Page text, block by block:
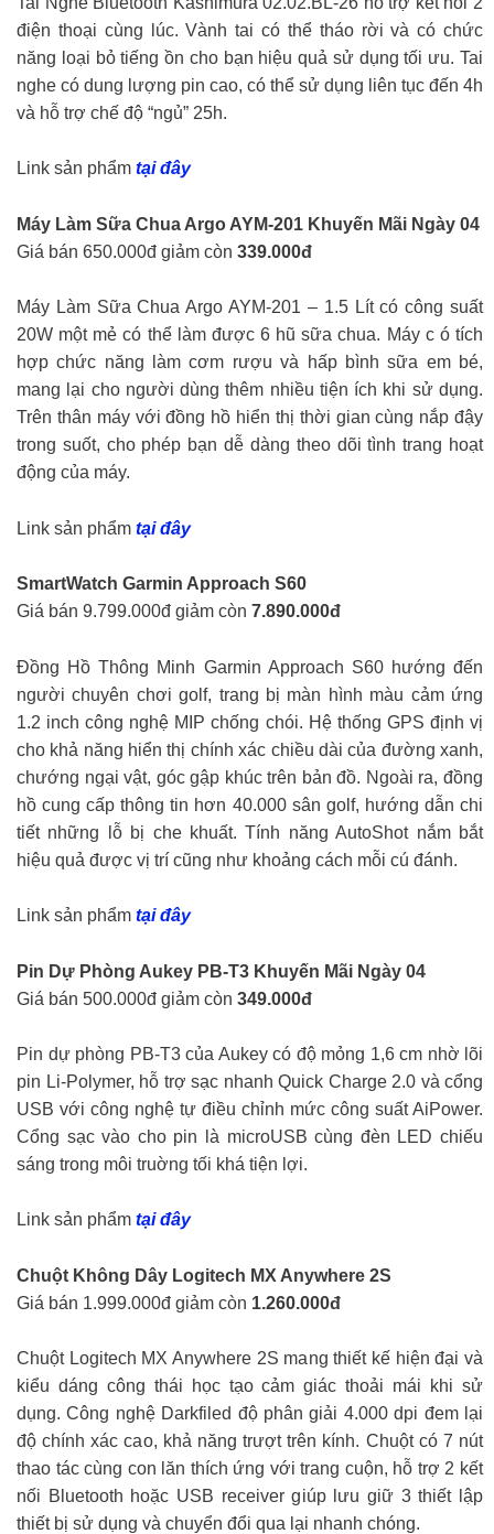
điện thoại cùng lúc. Vành tai có thể tháo rời và có chức
năng loại bỏ tiếng ồn cho bạn hiệu quả sử dụng tối ưu. Tai
nghe có dung lượng pin cao, có thể sử dụng liên tục đến 4h
và hỗ trợ chế độ “ngủ” 25h.
Link sản phẩm tại đây
Máy Làm Sữa Chua Argo AYM-201 Khuyến Mãi Ngày 04
Giá bán 650.000đ giảm còn 339.000đ
Máy Làm Sữa Chua Argo AYM-201 – 1.5 Lít có công suất
20W một mẻ có thể làm được 6 hũ sữa chua. Máy c ó tích
hợp chức năng làm cơm rượu và hấp bình sữa em bé,
mang lại cho người dùng thêm nhiều tiện ích khi sử dụng.
Trên thân máy với đồng hồ hiển thị thời gian cùng nắp đậy
trong suốt, cho phép bạn dễ dàng theo dõi tình trang hoạt
động của máy.
Link sản phẩm tại đây
SmartWatch Garmin Approach S60
Giá bán 9.799.000đ giảm còn 7.890.000đ
Đồng Hồ Thông Minh Garmin Approach S60 hướng đến
người chuyên chơi golf, trang bị màn hình màu cảm ứng
1.2 inch công nghệ MIP chống chói. Hệ thống GPS định vị
cho khả năng hiển thị chính xác chiều dài của đường xanh,
chướng ngại vật, góc gập khúc trên bản đồ. Ngoài ra, đồng
hồ cung cấp thông tin hơn 40.000 sân golf, hướng dẫn chi
tiết những lỗ bị che khuất. Tính năng AutoShot nắm bắt
hiệu quả được vị trí cũng như khoảng cách mỗi cú đánh.
Link sản phẩm tại đây
Pin Dự Phòng Aukey PB-T3 Khuyến Mãi Ngày 04
Giá bán 500.000đ giảm còn 349.000đ
Pin dự phòng PB-T3 của Aukey có độ mỏng 1,6 cm nhờ lõi
pin Li-Polymer, hỗ trợ sạc nhanh Quick Charge 2.0 và cổng
USB với công nghệ tự điều chỉnh mức công suất AiPower.
Cổng sạc vào cho pin là microUSB cùng đèn LED chiếu
sáng trong môi truờng tối khá tiện lợi.
Link sản phẩm tại đây
Chuột Không Dây Logitech MX Anywhere 2S
Giá bán 1.999.000đ giảm còn 1.260.000đ
Chuột Logitech MX Anywhere 2S mang thiết kế hiện đại và
kiểu dáng công thái học tạo cảm giác thoải mái khi sử
dụng. Công nghệ Darkfiled độ phân giải 4.000 dpi đem lại
độ chính xác cao, khả năng trượt trên kính. Chuột có 7 nút
thao tác cùng con lăn thích ứng với trang cuộn, hỗ trợ 2 kết
nối Bluetooth hoặc USB receiver giúp lưu giữ 3 thiết lập
thiết bị sử dụng và chuyển đổi qua lại nhanh chóng.